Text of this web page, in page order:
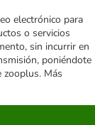
electrónico para
o servicios
sin incurrir en
poniéndote
zooplus. Más